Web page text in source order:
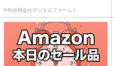
PR(合同会社デジタルファーム )